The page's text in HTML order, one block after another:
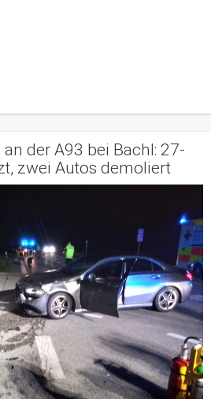
der A93 bei Bachl: 27-
zwei Autos demoliert